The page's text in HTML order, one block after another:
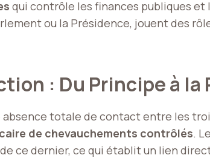
qui contrôle les finances publiques et
ou la Présidence, jouent des
: Du Principe à la
absence totale de contact entre les
de chevauchements contrôlés.
ce dernier, ce qui établit un lien